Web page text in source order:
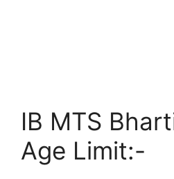
IB MTS
Age Limit:-